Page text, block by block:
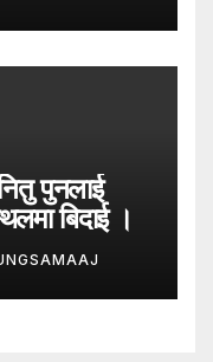
पुनलाई
बिदाई ।